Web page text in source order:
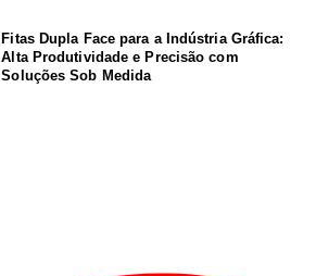
Fitas Dupla Face para a Indústria Gráfica:
Alta Produtividade e Precisão com
Soluções Sob Medida